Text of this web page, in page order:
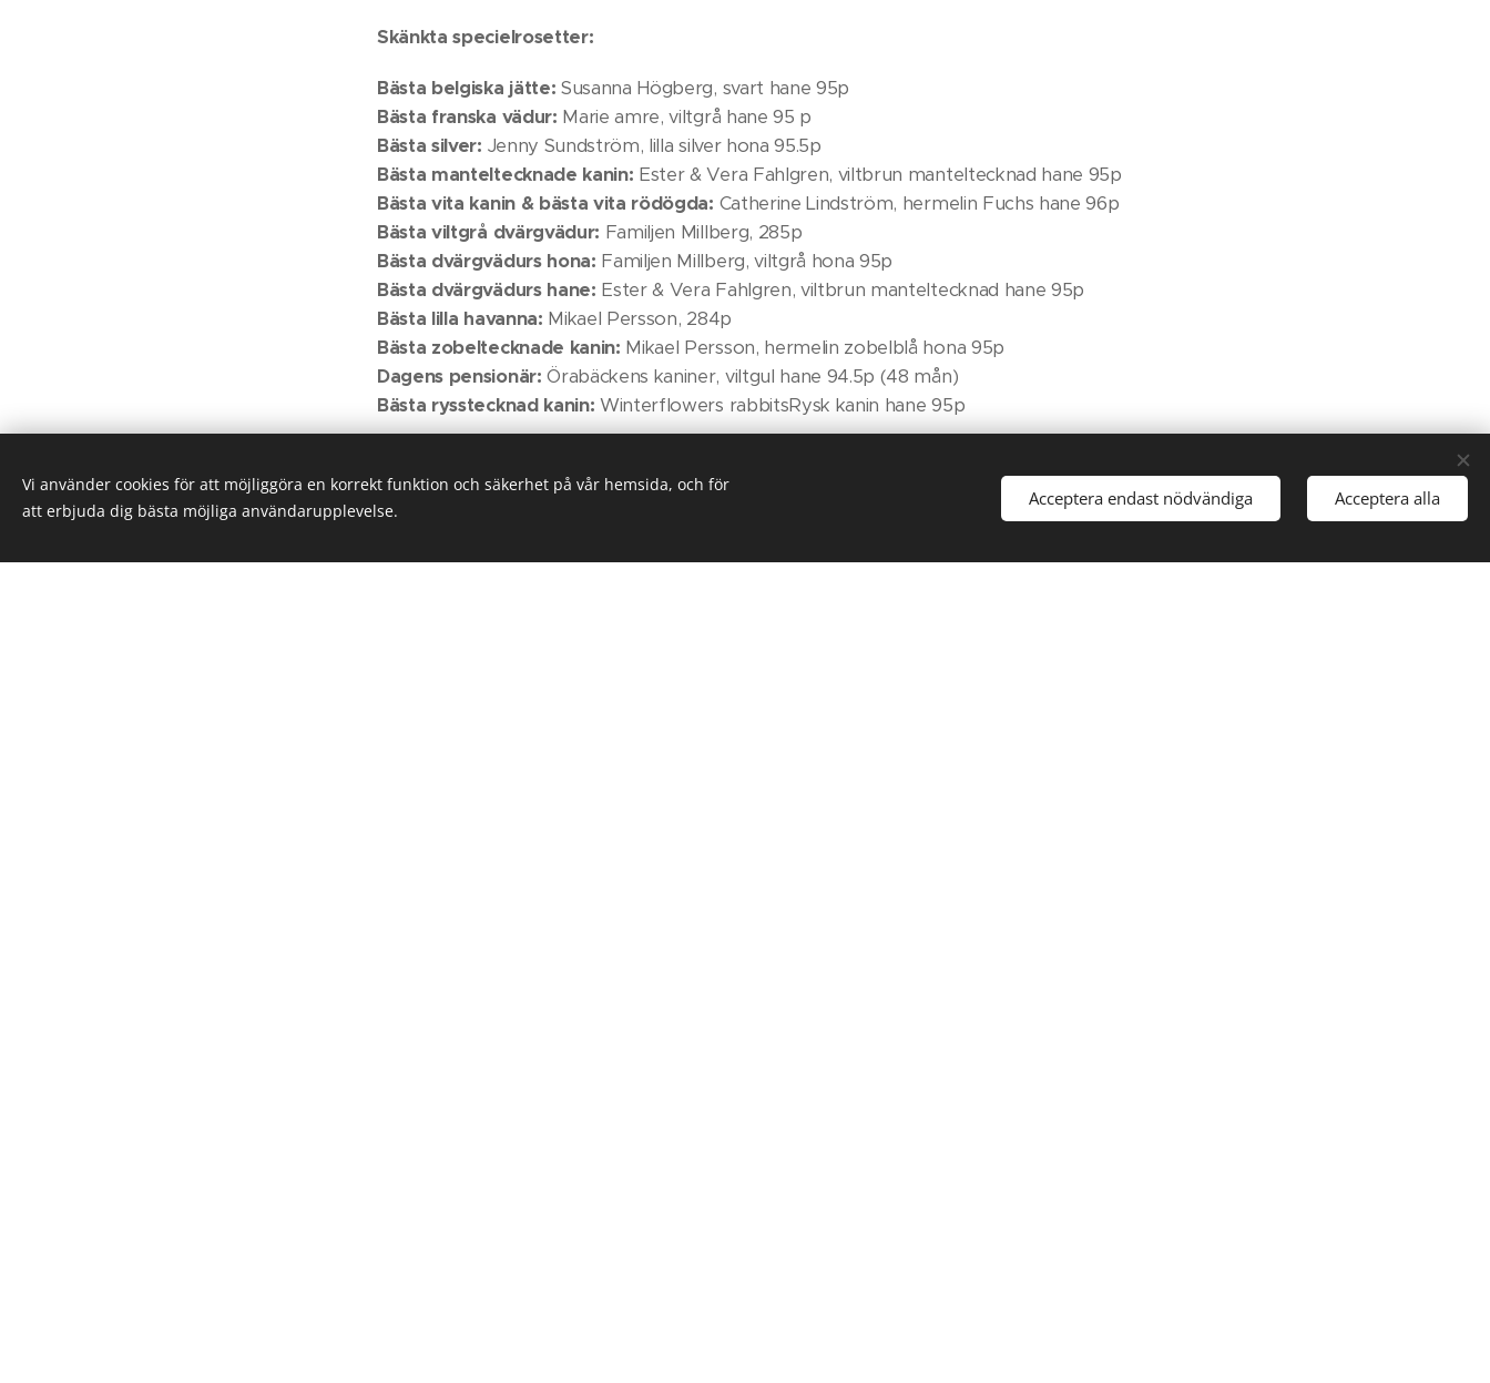
Skänkta specielrosetter:
Bästa belgiska jätte: Susanna Högberg, svart hane 95p
Bästa franska vädur: Marie amre, viltgrå hane 95 p
Bästa silver: Jenny Sundström, lilla silver hona 95.5p
Bästa manteltecknade kanin: Ester & Vera Fahlgren, viltbrun manteltecknad hane 95p
Bästa vita kanin & bästa vita rödögda: Catherine Lindström, hermelin Fuchs hane 96p
Bästa viltgrå dvärgvädur: Familjen Millberg, 285p
Bästa dvärgvädurs hona: Familjen Millberg, viltgrå hona 95p
Bästa dvärgvädurs hane: Ester & Vera Fahlgren, viltbrun manteltecknad hane 95p
Bästa lilla havanna: Mikael Persson, 284p
Bästa zobeltecknade kanin: Mikael Persson, hermelin zobelblå hona 95p
Dagens pensionär: Örabäckens kaniner, viltgul hane 94.5p (48 mån)
Bästa rysstecknad kanin: Winterflowers rabbitsRysk kanin hane 95p
Skapad med
Webnode
Vi använder cookies för att möjliggöra en korrekt funktion och säkerhet på vår hemsida, och för
att erbjuda dig bästa möjliga användarupplevelse.
Acceptera endast nödvändiga Acceptera alla